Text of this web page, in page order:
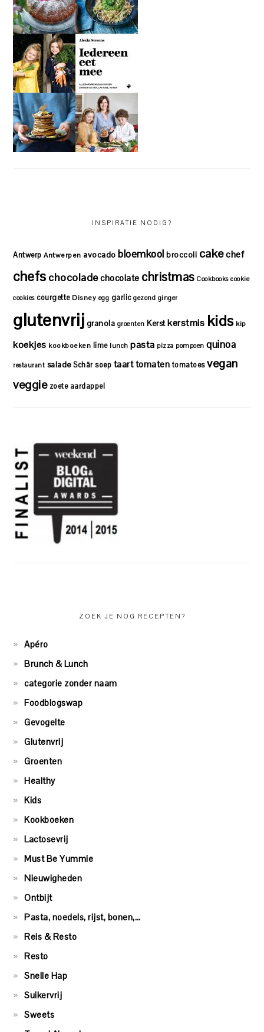
INSPIRATIE NODIG?
Antwerp Antwerpen avocado bloemkool broccoli cakechef
chefs chocoladechocolate christmas Cookbooks cookie
cookies courgette Disney egg garlic gezond ginger
glutenvrij granola groenten Kerst kerstmis kids kip
koekjes kookboeken lime lunch pasta pizza pompoen quinoa
restaurant salade Schär soep taarttomaten tomatoes vegan
veggie zoete aardappel
ZOEK JE NOG RECEPTEN?
Apéro
Brunch & Lunch
categorie zonder naam
Foodblogswap
Gevogelte
Glutenvrij
Groenten
Healthy
Kids
Kookboeken
Lactosevrij
Must Be Yummie
Nieuwigheden
Ontbijt
Pasta, noedels, rijst, bonen,…
Reis & Resto
Resto
Snelle Hap
Suikervrij
Sweets